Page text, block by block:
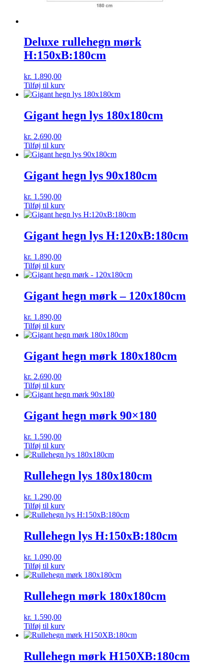
Deluxe rullehegn mørk
H:150xB:180cm
kr. 1.890,00
Tilføj til kurv
Gigant hegn lys 180x180cm
kr. 2.690,00
Tilføj til kurv
Gigant hegn lys 90x180cm
kr. 1.590,00
Tilføj til kurv
Gigant hegn lys H:120xB:180cm
kr. 1.890,00
Tilføj til kurv
Gigant hegn mørk – 120x180cm
kr. 1.890,00
Tilføj til kurv
Gigant hegn mørk 180x180cm
kr. 2.690,00
Tilføj til kurv
Gigant hegn mørk 90×180
kr. 1.590,00
Tilføj til kurv
Rullehegn lys 180x180cm
kr. 1.290,00
Tilføj til kurv
Rullehegn lys H:150xB:180cm
kr. 1.090,00
Tilføj til kurv
Rullehegn mørk 180x180cm
kr. 1.590,00
Tilføj til kurv
Rullehegn mørk H150XB:180cm